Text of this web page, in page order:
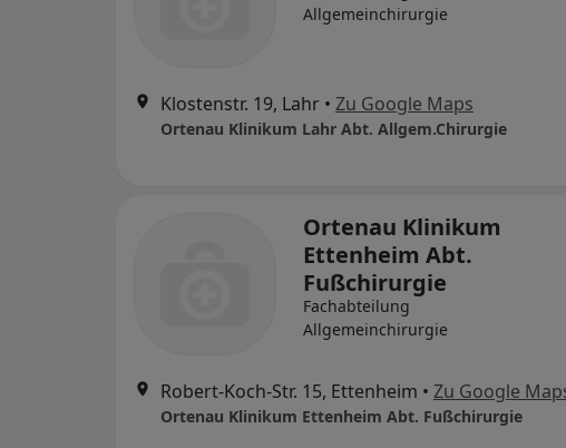
Allgemeinchirurgie
Klostenstr. 19, Lahr • Zu Google Maps
Ortenau Klinikum Lahr Abt. Allgem.Chirurgie
Ortenau Klinikum
Ettenheim Abt.
Fußchirurgie
Fachabteilung
Allgemeinchirurgie
Robert-Koch-Str. 15, Ettenheim • Zu Google
Ortenau Klinikum Ettenheim Abt. Fußchirurgie